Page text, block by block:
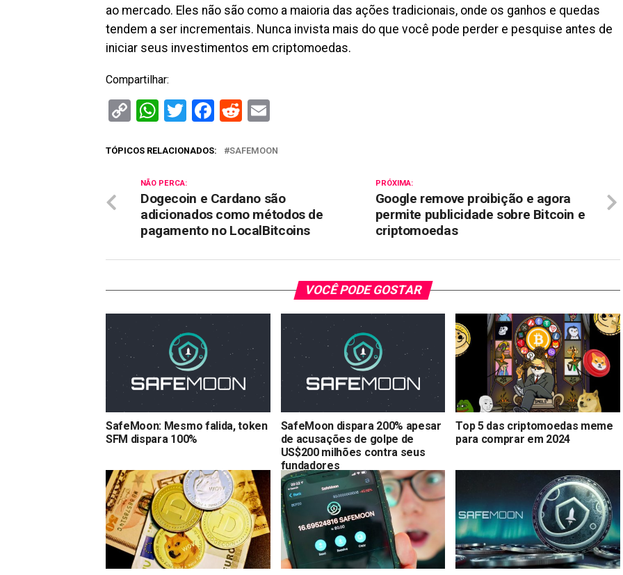
ao mercado. Eles não são como a maioria das ações tradicionais, onde os ganhos e quedas
tendem a ser incrementais. Nunca invista mais do que você pode perder e pesquise antes de
iniciar seus investimentos em criptomoedas.
Compartilhar:
CopyWhatsApp
Twitter
Facebook
Reddit
TÓPICOS RELACIONADOS: SAFEMOON
PRÓXIMA:
Google remove proibição e agora
permite publicidade sobre Bitcoin e
criptomoedas
NÃO PERCA:
Dogecoin e Cardano são
adicionados como métodos de
pagamento no LocalBitcoins
VOCÊ PODE GOSTAR
SafeMoon: Mesmo falida, token
SFM dispara 100%
SafeMoon dispara 200% apesar
de acusações de golpe de
US$200 milhões contra seus
fundadores
Top 5 das criptomoedas meme
para comprar em 2024